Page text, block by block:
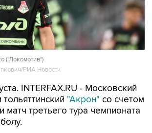
("Локомотив")
РИА Новости
INTERFAX.RU - Московский
"Акрон" со счетом
третьего тура чемпионата